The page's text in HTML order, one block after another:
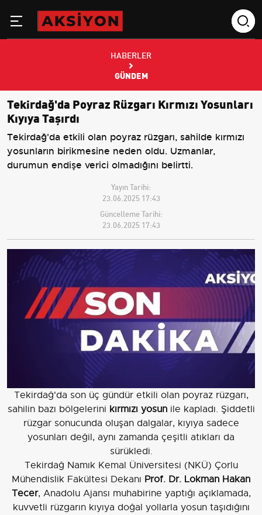
HABERLER
GÜNDEM
Tekirdağ'da Poyraz Rüzgarı Kırmızı Yosunları
Kıyıya Taşırdı
Tekirdağ'da etkili olan poyraz rüzgarı, sahilde kırmızı
yosunların birikmesine neden oldu. Uzmanlar,
durumun endişe verici olmadığını belirtti.
Yayın Tarihi:
23.06.2025 17:43
Güncelleme Tarihi:
23.06.2025 17:43
Tekirdağ'da son üç gündür etkili olan poyraz rüzgarı,
sahilin bazı bölgelerini kırmızı yosunile kapladı. Şiddetli
rüzgar sonucunda oluşan dalgalar, kıyıya sadece
yosunları değil, aynı zamanda çeşitli atıkları da
sürükledi.
Tekirdağ Namık Kemal Üniversitesi (NKÜ) Çorlu
Mühendislik Fakültesi Dekanı Prof. Dr. Lokman Hakan
Tecer, Anadolu Ajansı muhabirine yaptığı açıklamada,
kuvvetli rüzgarın kıyıya doğal yollarla yosun taşıdığını